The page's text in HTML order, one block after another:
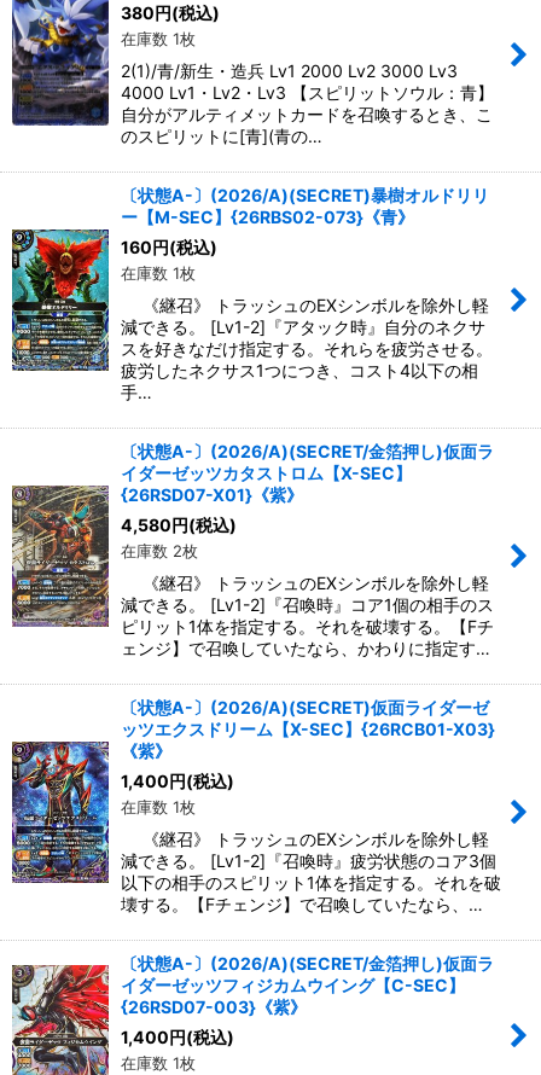
380円(税込)
在庫数 1枚
2(1)/青/新生・造兵 Lv1 2000 Lv2 3000 Lv3
4000 Lv1・Lv2・Lv3 【スピリットソウル：青】
自分がアルティメットカードを召喚するとき、こ
のスピリットに[青](青の…
〔状態A-〕(2026/A)(SECRET)暴樹オルドリリ
ー【M-SEC】{26RBS02-073}《青》
160円(税込)
在庫数 1枚
《継召》 トラッシュのEXシンボルを除外し軽
減できる。 [Lv1-2]『アタック時』自分のネクサ
スを好きなだけ指定する。それらを疲労させる。
疲労したネクサス1つにつき、コスト4以下の相
手…
〔状態A-〕(2026/A)(SECRET/金箔押し)仮面ラ
イダーゼッツカタストロム【X-SEC】
{26RSD07-X01}《紫》
4,580円(税込)
在庫数 2枚
《継召》 トラッシュのEXシンボルを除外し軽
減できる。 [Lv1-2]『召喚時』コア1個の相手のス
ピリット1体を指定する。それを破壊する。【Fチ
ェンジ】で召喚していたなら、かわりに指定す…
〔状態A-〕(2026/A)(SECRET)仮面ライダーゼ
ッツエクスドリーム【X-SEC】{26RCB01-X03}
《紫》
1,400円(税込)
在庫数 1枚
《継召》 トラッシュのEXシンボルを除外し軽
減できる。 [Lv1-2]『召喚時』疲労状態のコア3個
以下の相手のスピリット1体を指定する。それを破
壊する。【Fチェンジ】で召喚していたなら、…
〔状態A-〕(2026/A)(SECRET/金箔押し)仮面ラ
イダーゼッツフィジカムウイング【C-SEC】
{26RSD07-003}《紫》
1,400円(税込)
在庫数 1枚